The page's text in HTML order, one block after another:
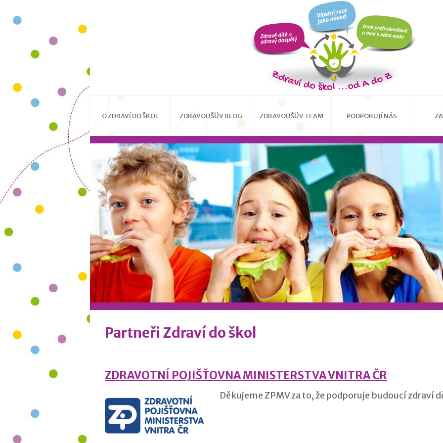
O ZDRAVÍ DO ŠKOL ZDRAVOUŠŮV BLOG ZDRAVOUŠŮV TEAM PODPORUJÍ NÁS
Partneři Zdraví do škol
ZDRAVOTNÍ POJIŠŤOVNA MINISTERSTVA VNITRA ČR
Děkujeme ZPMV za to, že podporuje budoucí zdraví